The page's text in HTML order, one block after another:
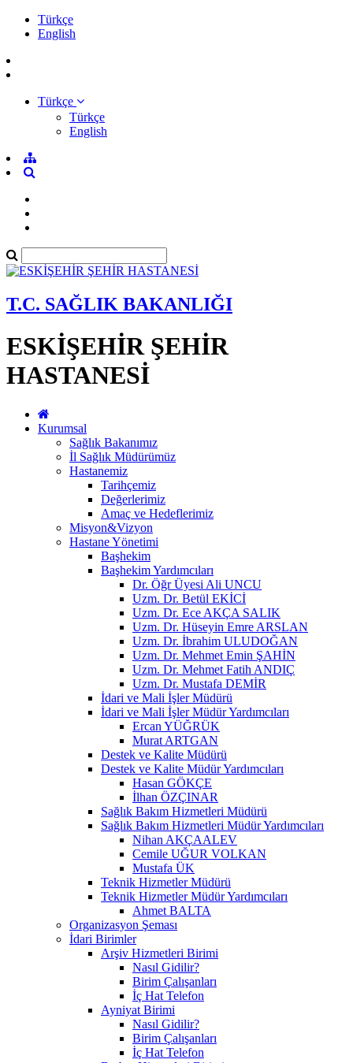
Türkçe
English
Türkçe
Türkçe
English
T.C. SAĞLIK BAKANLIĞI
ESKİŞEHİR ŞEHİR
HASTANESİ
Kurumsal
Sağlık Bakanımız
İl Sağlık Müdürümüz
Hastanemiz
Tarihçemiz
Değerlerimiz
Amaç ve Hedeflerimiz
Misyon&Vizyon
Hastane Yönetimi
Başhekim
Başhekim Yardımcıları
Dr. Öğr Üyesi Ali UNCU
Uzm. Dr. Betül EKİCİ
Uzm. Dr. Ece AKÇA SALIK
Uzm. Dr. Hüseyin Emre ARSLAN
Uzm. Dr. İbrahim ULUDOĞAN
Uzm. Dr. Mehmet Emin ŞAHİN
Uzm. Dr. Mehmet Fatih ANDIÇ
Uzm. Dr. Mustafa DEMİR
İdari ve Mali İşler Müdürü
İdari ve Mali İşler Müdür Yardımcıları
Ercan YÜĞRÜK
Murat ARTGAN
Destek ve Kalite Müdürü
Destek ve Kalite Müdür Yardımcıları
Hasan GÖKÇE
İlhan ÖZÇINAR
Sağlık Bakım Hizmetleri Müdürü
Sağlık Bakım Hizmetleri Müdür Yardımcıları
Nihan AKÇAALEV
Cemile UĞUR VOLKAN
Mustafa ÜK
Teknik Hizmetler Müdürü
Teknik Hizmetler Müdür Yardımcıları
Ahmet BALTA
Organizasyon Şeması
İdari Birimler
Arşiv Hizmetleri Birimi
Nasıl Gidilir?
Birim Çalışanları
İç Hat Telefon
Ayniyat Birimi
Nasıl Gidilir?
Birim Çalışanları
İç Hat Telefon